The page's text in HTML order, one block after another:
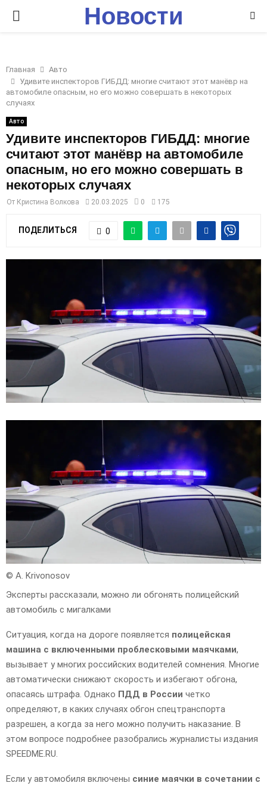
P
I
M
A
R
Y
U
Новости
Главная
Авто
Удивите инспекторов ГИБДД: многие считают этот манёвр на
автомобиле опасным, но его можно совершать в некоторых
случаях
Авто
Удивите инспекторов ГИБДД: многие
считают этот манёвр на автомобиле
опасным, но его можно совершать в
некоторых случаях
От Кристина Волкова 20.03.2025 0 175
ПОДЕЛИТЬСЯ 0
© A. Krivonosov
Эксперты рассказали, можно ли обгонять полицейский
автомобиль с мигалками
Ситуация, когда на дороге появляется полицейская
машина с включенными проблесковыми маячками,
вызывает у многих российских водителей сомнения. Многие
автоматически снижают скорость и избегают обгона,
опасаясь штрафа. Однако ПДД в России четко
определяют, в каких случаях обгон спецтранспорта
разрешен, а когда за него можно получить наказание. В
этом вопросе подробнее разобрались журналисты издания
SPEEDME.RU.
Если у автомобиля включены синие маячки в сочетании с